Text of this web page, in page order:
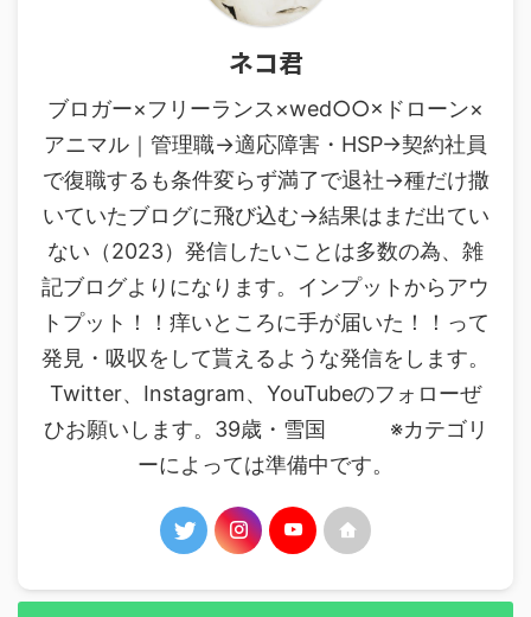
ネコ君
ブロガー×フリーランス×wed○○×ドローン×
アニマル｜管理職→適応障害・HSP→契約社員
で復職するも条件変らず満了で退社→種だけ撒
いていたブログに飛び込む→結果はまだ出てい
ない（2023）発信したいことは多数の為、雑
記ブログよりになります。インプットからアウ
トプット！！痒いところに手が届いた！！って
発見・吸収をして貰えるような発信をします。
Twitter、Instagram、YouTubeのフォローぜ
ひお願いします。39歳・雪国 ※カテゴリ
ーによっては準備中です。